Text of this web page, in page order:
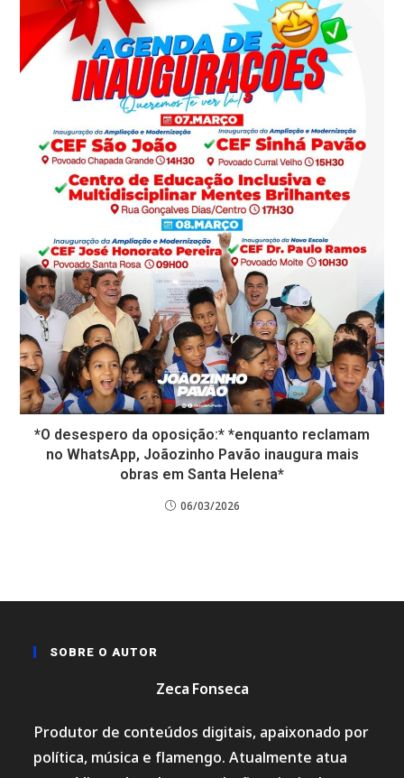
*O desespero da oposição:* *enquanto reclamam
no WhatsApp, Joãozinho Pavão inaugura mais
obras em Santa Helena*
06/03/2026
SOBRE O AUTOR
Zeca Fonseca
Produtor de conteúdos digitais, apaixonado por
política, música e flamengo. Atualmente atua